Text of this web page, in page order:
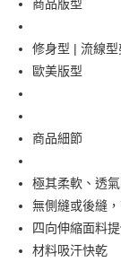
悠遊付
Google Pay
全盈+PAY
大哥付你分期
【大哥付你分期使用
1.本服務由台灣大
2.付款方式選擇「大
流程，驗證手機門
3.實際核准額度、可
AFTEE先享後付
相關說明
【關於「AFTEE先
AFTEE先享後付是
ATM付款
商品版型
修身型 | 流線
歐美版型
商品細節
極其柔軟、透
無側縫或後縫
四向伸縮面料
材料吸汗快乾